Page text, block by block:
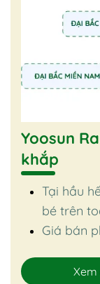
Yoosun
khắp
Tại hầu
bé trên
Giá bán
Xem